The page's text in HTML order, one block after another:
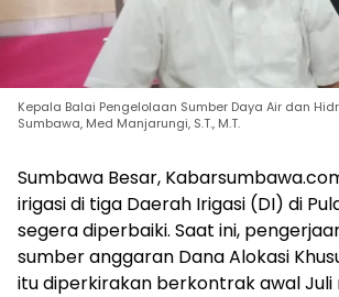
Kepala Balai Pengelolaan Sumber Daya Air dan
Sumbawa, Med Manjarungi, S.T., M.T.
Sumbawa Besar,
irigasi di tiga Daerah Irigasi (DI) di
segera diperbaiki. Saat ini,
sumber anggaran Dana Alokasi
itu diperkirakan berkontrak awal Juli